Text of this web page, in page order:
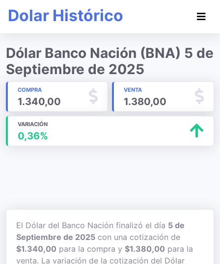
Dolar Histórico
Dólar Banco Nación (BNA) 5 de
Septiembre de 2025
COMPRA
1.340,00
VENTA
1.380,00
VARIACIÓN
0,36%
El Dólar del Banco Nación finalizó el día 5 de
Septiembre de 2025 con una cotización de
$1.340,00 para la compra y $1.380,00 para la
venta. La variación de la cotización del Dólar